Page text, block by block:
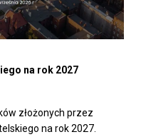
na rok 2027
złożonych przez
na rok 2027.